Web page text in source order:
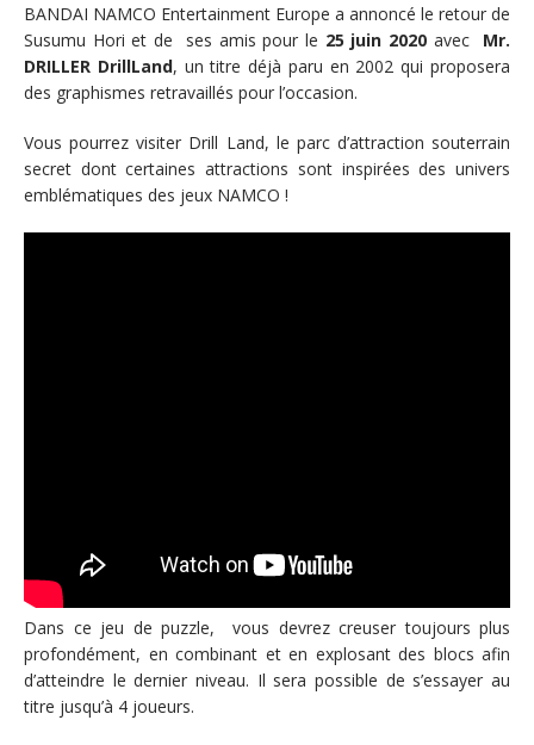
BANDAI NAMCO Entertainment Europe a annoncé le retour de
Susumu Hori et de ses amis pour le 25 juin 2020 avec Mr.
DRILLER DrillLand, un titre déjà paru en 2002 qui proposera
des graphismes retravaillés pour l’occasion.
Vous pourrez visiter Drill Land, le parc d’attraction souterrain
secret dont certaines attractions sont inspirées des univers
emblématiques des jeux NAMCO !
Dans ce jeu de puzzle, vous devrez creuser toujours plus
profondément, en combinant et en explosant des blocs afin
d’atteindre le dernier niveau. Il sera possible de s’essayer au
titre jusqu’à 4 joueurs.